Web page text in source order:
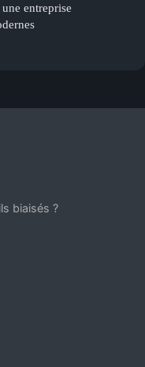
entreprise
biaisés ?